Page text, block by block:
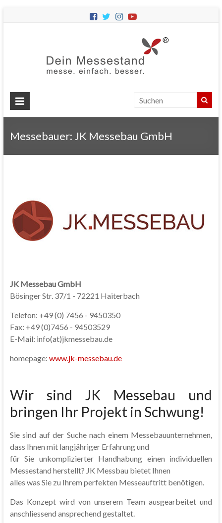
Messestände
für
Messebauer: JK Messebau GmbH
JK Messebau GmbH
Bösinger Str. 37/1 - 72221 Haiterbach
Telefon: +49 (0) 7456 - 9450350
Fax: +49 (0)7456 - 94503529
E-Mail: info(at)jkmessebau.de
homepage: www.jk-messebau.de
Wir sind JK Messebau und
bringen Ihr Projekt in Schwung!
Sie sind auf der Suche nach einem Messebauunternehmen,
dass Ihnen mit langjähriger Erfahrung und
für Sie unkomplizierter Handhabung einen individuellen
Messestand herstellt? JK Messbau bietet Ihnen
alles was Sie zu Ihrem perfekten Messeauftritt benötigen.
Das Konzept wird von unserem Team ausgearbeitet und
anschliessend ansprechend gestaltet.